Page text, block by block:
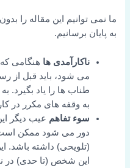
ما نمی توانیم این مقاله را
به پایان برسانیم.
ناکارآمدی ها هنگامی
می شود، باید قبل از
طناب ها را یاد بگیرد.
به وقفه های مکرر در
سوء تفاهم عیب دیگر
دور می شود ممکن است
(تلویحی) داشته باشد.
این شخص (تا حدی) در